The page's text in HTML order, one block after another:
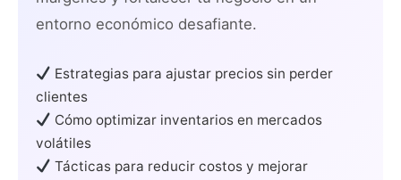
entorno económico desafiante.
Estrategias para ajustar precios sin perder
clientes
Cómo optimizar inventarios en mercados
volátiles
Tácticas para reducir costos y mejorar